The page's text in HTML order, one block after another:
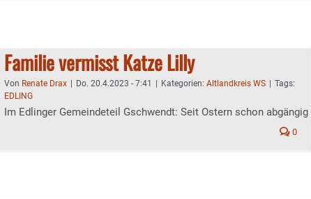
Familie vermisst Katze Lilly
Von Renate Drax Do. 20.4.2023 - 7:41 Kategorien: Altlandkreis WS
Tags:
EDLING
Im Edlinger Gemeindeteil Gschwendt: Seit Ostern schon abgängig
0